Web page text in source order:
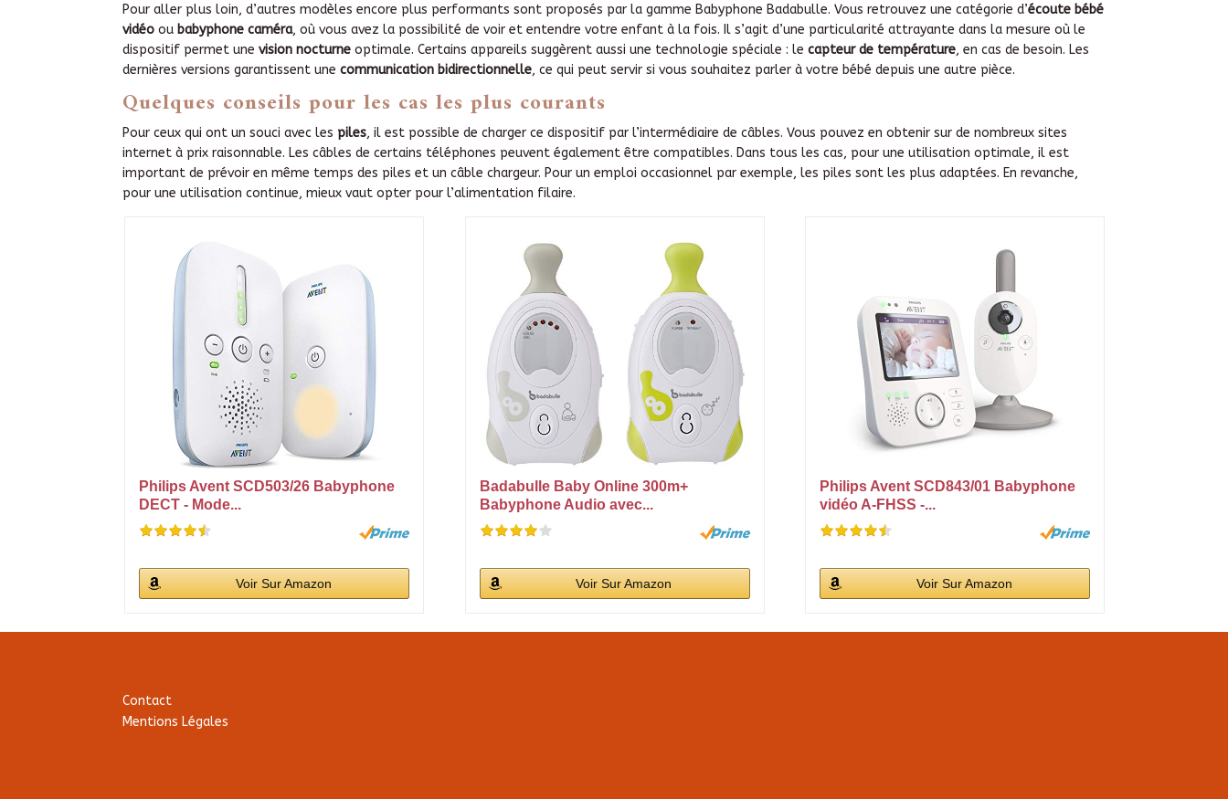
Pour aller plus loin, d’autres modèles encore plus performants sont proposés par la gamme Babyphone Badabulle. Vous retrouvez une catégorie d’écoute bébé
vidéo ou babyphone caméra, où vous avez la possibilité de voir et entendre votre enfant à la fois. Il s’agit d’une particularité attrayante dans la mesure où le
dispositif permet unevision nocturne optimale. Certains appareils suggèrent aussi une technologie spéciale : lecapteur de température, en cas de besoin. Les
dernières versions garantissent unecommunication bidirectionnelle, ce qui peut servir si vous souhaitez parler à votre bébé depuis une autre pièce.
Quelques conseils pour les cas les plus courants
Pour ceux qui ont un souci avec les piles, il est possible de charger ce dispositif par l’intermédiaire de câbles. Vous pouvez en obtenir sur de nombreux sites
internet à prix raisonnable. Les câbles de certains téléphones peuvent également être compatibles. Dans tous les cas, pour une utilisation optimale, il est
important de prévoir en même temps des piles et un câble chargeur. Pour un emploi occasionnel par exemple, les piles sont les plus adaptées. En revanche,
pour une utilisation continue, mieux vaut opter pour l’alimentation filaire.
Philips Avent SCD503/26 Babyphone
DECT - Mode...
Voir Sur Amazon
Badabulle Baby Online 300m+
Babyphone Audio avec...
Voir Sur Amazon
Philips Avent SCD843/01 Babyphone
vidéo A-FHSS -...
Voir Sur Amazon
Contact
Mentions Légales